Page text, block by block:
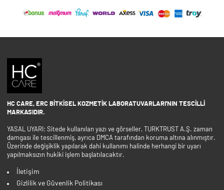
HC CARE, ERC BITKISEL KOZMETIK LABORATUVARLARI'NIN TESCILLI
MARKASIDIR.
YASAL UYARI: Sitede kullanılan yazı ve görseller, TURKTRUST A.Ş. zaman
damgası ile tescillenmiş, ayrıca DMCA tarafından koruma altına alınmıştır.
Üzerinde değişiklik yapılarak dahi kullanımı halinde herhangi bir uyarı
yapılmaksızın hukiki işlem başlatılacaktır.
İletişim
Gizlilik ve Güvenlik Politikası